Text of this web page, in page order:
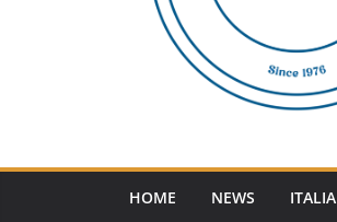
HOME NEWS ITALIA